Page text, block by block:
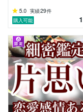
歳。
93歳の母を支えな
んでもあります。
悩みを抱える方の
だと思っています
恋愛・結婚・人間
私自身が悩みを
な気持ち」を抱え
す。
5.0 実績29件
購入可能